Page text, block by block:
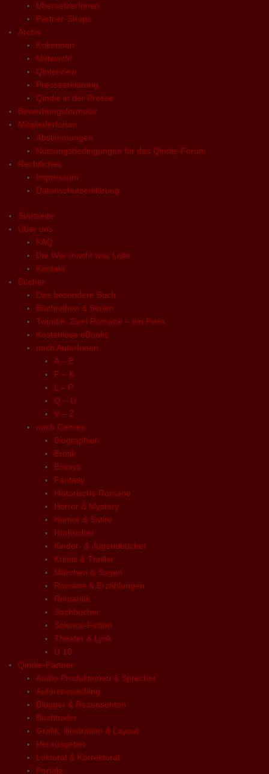
ÜbersetzerInnen
Partner-Shops
Archiv
Kolumnen
Mittwoch!
Qinterview
Presseerklärung
Qindie in der Presse
Bewerbungsformular
Mitgliederforum
Abstimmungen
Nutzungsbedingungen für das Qindie-Forum
Rechtliches
Impressum
Datenschutzerklärung
Startseite
Über uns
FAQ
Die Wer macht was Liste
Kontakt
Bücher
Das besondere Buch
Buchreihen & Serien
Twindie: Zwei Romane – ein Preis
Kostenlose eBooks
nach AutorInnen
A – E
F – K
L – P
Q – U
V – Z
nach Genres
Biographien
Erotik
Essays
Fantasy
Historische Romane
Horror & Mystery
Humor & Satire
Hörbücher
Kinder- & Jugendbücher
Krimis & Thriller
Märchen & Sagen
Romane & Erzählungen
Romantik
Sachbücher
Science-Fiction
Theater & Lyrik
U 18
Qindie-Partner
Audio-Produktionen & Sprecher
Autorencoaching
Blogger & Rezensenten
Buchtrailer
Grafik, Illustration & Layout
Herausgeber
Lektorat & Korrektorat
Portale